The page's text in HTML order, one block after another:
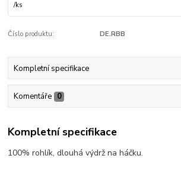
/ks
Číslo produktu: DE.RBB
Kompletní specifikace
Komentáře 0
Kompletní specifikace
100% rohlík, dlouhá výdrž na háčku.